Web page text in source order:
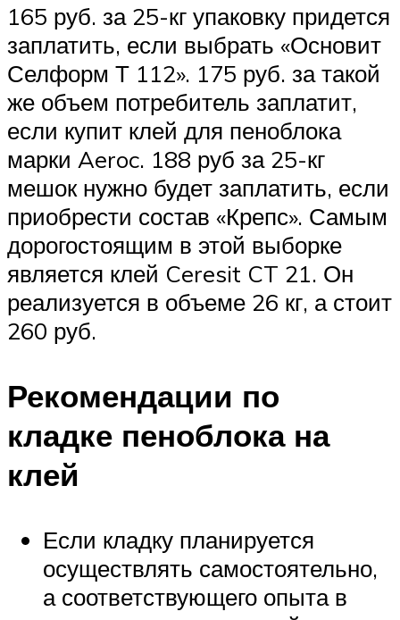
165 руб. за 25-кг упаковку придется
заплатить, если выбрать «Основит
Селформ Т 112». 175 руб. за такой
же объем потребитель заплатит,
если купит клей для пеноблока
марки Aeroc. 188 руб за 25-кг
мешок нужно будет заплатить, если
приобрести состав «Крепс». Самым
дорогостоящим в этой выборке
является клей Ceresit CT 21. Он
реализуется в объеме 26 кг, а стоит
260 руб.
Рекомендации по
кладке пеноблока на
клей
Если кладку планируется
осуществлять самостоятельно,
а соответствующего опыта в